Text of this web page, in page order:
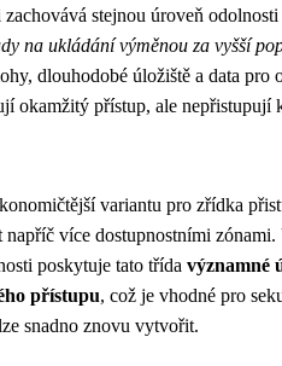
stejnou úroveň
na ukládání výměnou za vyšší
dlouhodobé úložiště a data pro
okamžitý přístup, ale nepřistupují
variantu pro zřídka
napříč více dostupnostními
poskytuje tato třída významné
přístupu, což je vhodné pro
snadno znovu vytvořit.